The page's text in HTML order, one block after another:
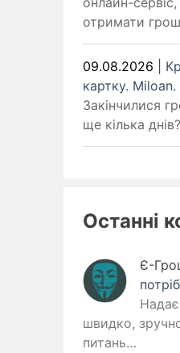
отримати
09.08.2026
картку. Miloan.
Закінчилися
ще кілька
Останні
Є-
швидко,
питань…